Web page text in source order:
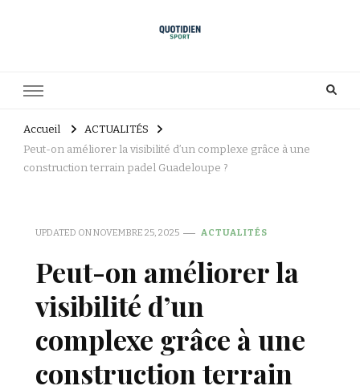
Accueil
ACTUALITÉS
Peut-on améliorer la visibilité d’un complexe grâce à une
construction terrain padel Guadeloupe ?
UPDATED ONNOVEMBRE 25, 2025 ACTUALITÉS
Peut-on améliorer la
visibilité d’un
complexe grâce à une
construction terrain